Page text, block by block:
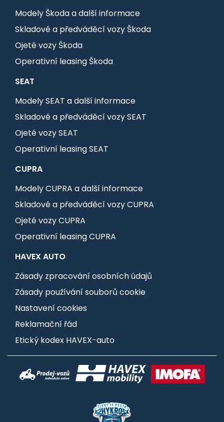
Modely Škoda a další informace
Skladové a předváděcí vozy Škoda
Ojeté vozy Škoda
Operativní leasing Škoda
SEAT
Modely SEAT a další informace
Skladové a předváděcí vozy SEAT
Ojeté vozy SEAT
Operativní leasing SEAT
CUPRA
Modely CUPRA a další informace
Skladové a předváděcí vozy CUPRA
Ojeté vozy CUPRA
Operativní leasing CUPRA
HAVEX AUTO
Zásady zpracování osobních údajů
Zásady používání souborů cookie
Nastavení cookies
Reklamační řád
Etický kodex HAVEX-auto